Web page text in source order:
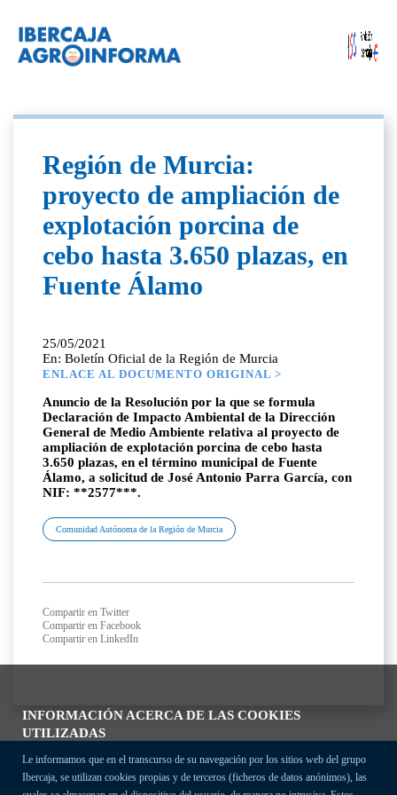
INFORMACIÓN ACERCA DE LAS COOKIES
UTILIZADAS
Le informamos que en el transcurso de su navegación por los sitios web del grupo
Ibercaja, se utilizan cookies propias y de terceros (ficheros de datos anónimos), las
Región de Murcia:
proyecto de ampliación de
explotación porcina de
cebo hasta 3.650 plazas, en
Fuente Álamo
25/05/2021
En: Boletín Oficial de la Región de Murcia
ENLACE AL DOCUMENTO ORIGINAL >
Anuncio de la Resolución por la que se formula
Declaración de Impacto Ambiental de la Dirección
General de Medio Ambiente relativa al proyecto de
ampliación de explotación porcina de cebo hasta
3.650 plazas, en el término municipal de Fuente
Álamo, a solicitud de José Antonio Parra García, con
NIF: **2577***.
Comunidad Autónoma de la Región de Murcia
Compartir en Twitter
Compartir en Facebook
Compartir en LinkedIn